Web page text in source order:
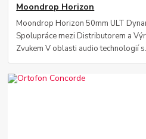
Moondrop Horizon
Moondrop Horizon 50mm ULT
Spolupráce mezi Distributorem a
Zvukem V oblasti audio technologií